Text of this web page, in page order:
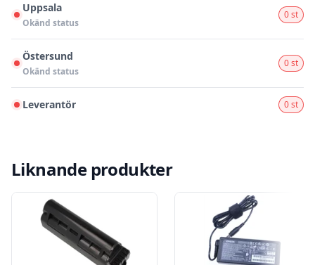
Uppsala
Okänd status
0 st
Östersund
Okänd status
0 st
Leverantör 0 st
Liknande produkter